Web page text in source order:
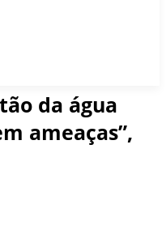
da água
ameaças”,